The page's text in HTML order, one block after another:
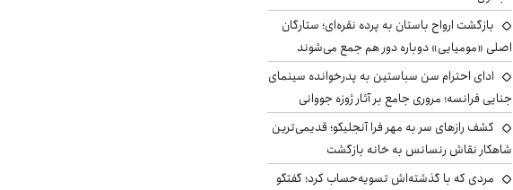
بازگشت ارواح باستان به پرده نقره‌ای؛ ستارگان
اصلی «مومیایی» دوباره دور هم جمع می‌شوند
ادای احترام سن سباستین به پدرخوانده سینمای
جنایی فرانسه؛ مروری جامع بر آثار ژوزه جووانی
کشف رازهای سر به مهر فرا آنجلیکو؛ قدیمی‌ترین
شاهکار نقاش رنسانس به خانه بازگشت
مردی که با گذشته‌اش تسویه‌حساب کرد؛ گفتگو